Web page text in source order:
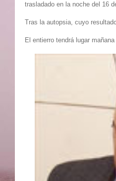
trasladado en la noche del 16
Tras la autopsia, cuyo
El entierro tendrá lugar